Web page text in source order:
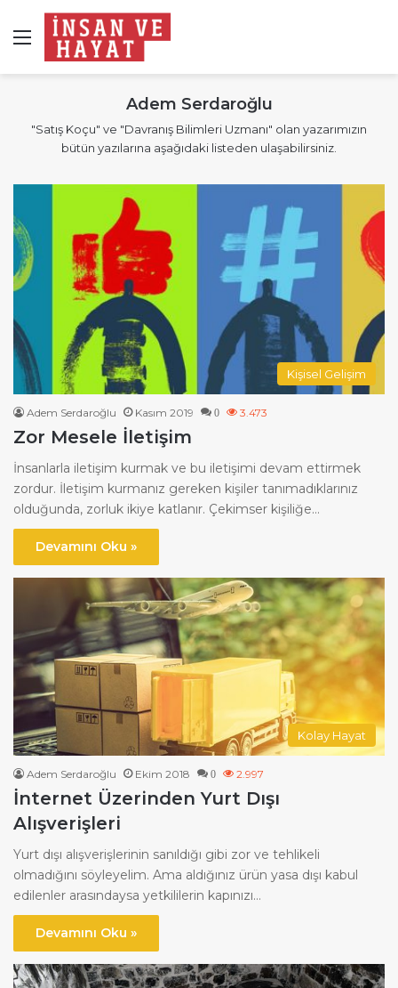
Menü
Adem Serdaroğlu
"Satış Koçu" ve "Davranış Bilimleri Uzmanı" olan yazarımızın
bütün yazılarına aşağıdaki listeden ulaşabilirsiniz.
Kişisel Gelişim
Adem Serdaroğlu Kasım 2019 0 3.473
Zor Mesele İletişim
İnsanlarla iletişim kurmak ve bu iletişimi devam ettirmek
zordur. İletişim kurmanız gereken kişiler tanımadıklarınız
olduğunda, zorluk ikiye katlanır. Çekimser kişiliğe…
Devamını Oku »
Kolay Hayat
Adem Serdaroğlu Ekim 2018 0 2.997
İnternet Üzerinden Yurt Dışı
Alışverişleri
Yurt dışı alışverişlerinin sanıldığı gibi zor ve tehlikeli
olmadığını söyleyelim. Ama aldığınız ürün yasa dışı kabul
edilenler arasındaysa yetkililerin kapınızı…
Devamını Oku »